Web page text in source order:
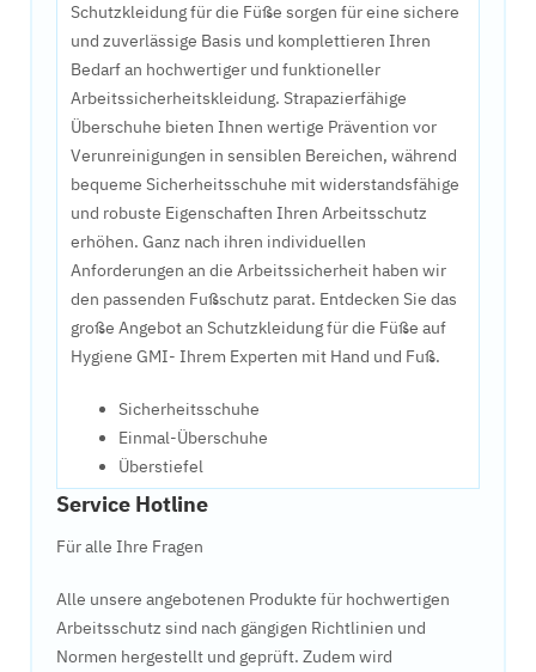
Schutzkleidung für die Füße sorgen für eine sichere
und zuverlässige Basis und komplettieren Ihren
Bedarf an hochwertiger und funktioneller
Arbeitssicherheitskleidung. Strapazierfähige
Überschuhe bieten Ihnen wertige Prävention vor
Verunreinigungen in sensiblen Bereichen, während
bequeme Sicherheitsschuhe mit widerstandsfähige
und robuste Eigenschaften Ihren Arbeitsschutz
erhöhen. Ganz nach ihren individuellen
Anforderungen an die Arbeitssicherheit haben wir
den passenden Fußschutz parat. Entdecken Sie das
große Angebot an Schutzkleidung für die Füße auf
Hygiene GMI- Ihrem Experten mit Hand und Fuß.
Sicherheitsschuhe
Einmal-Überschuhe
Überstiefel
Service Hotline
Für alle Ihre Fragen
Alle unsere angebotenen Produkte für hochwertigen
Arbeitsschutz sind nach gängigen Richtlinien und
Normen hergestellt und geprüft. Zudem wird